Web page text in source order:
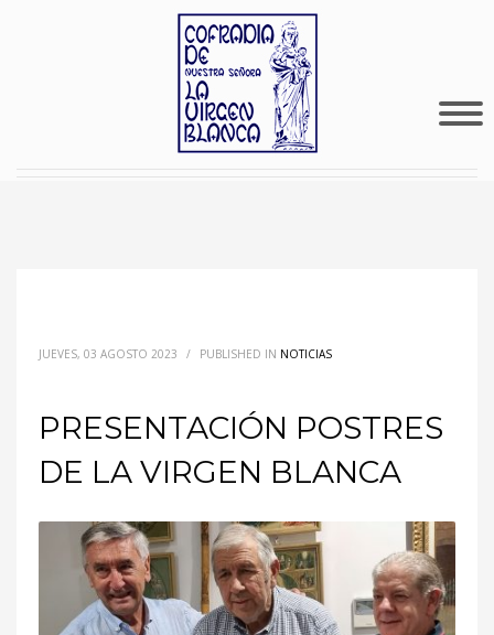
JUEVES, 03 AGOSTO 2023 / PUBLISHED IN NOTICIAS
PRESENTACIÓN POSTRES
DE LA VIRGEN BLANCA